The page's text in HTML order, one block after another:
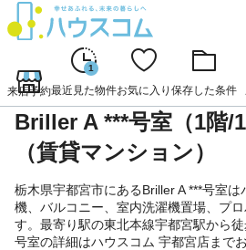
来店予約
1
最近見た物件お気に入り 保存した条件
Briller A ***号室（1階/
（賃貸マンション）
栃木県宇都宮市にあるBriller A ***号室
機、バルコニー、室内洗濯機置場、プ
す。最寄り駅の東北本線宇都宮駅から
号室の詳細はハウスコム 宇都宮店まで